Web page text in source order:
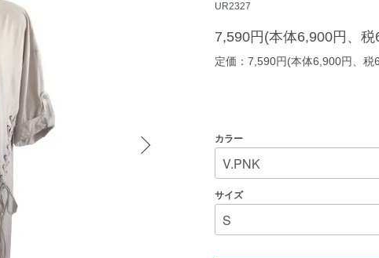
UR2327
7,590円(本体6,900円、税
定価：7,590円(本体6,900円、税
カラー
サイズ